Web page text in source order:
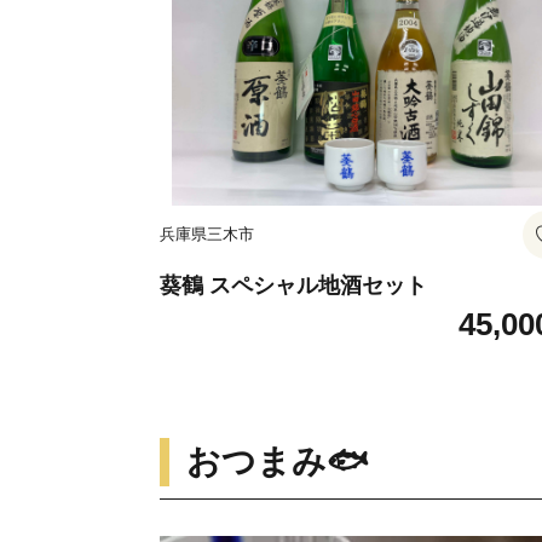
兵庫県三木市
葵鶴 スペシャル地酒セット
おつまみ🐟